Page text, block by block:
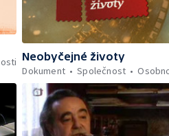
Neobyčejné životy
Dokument
Společnost